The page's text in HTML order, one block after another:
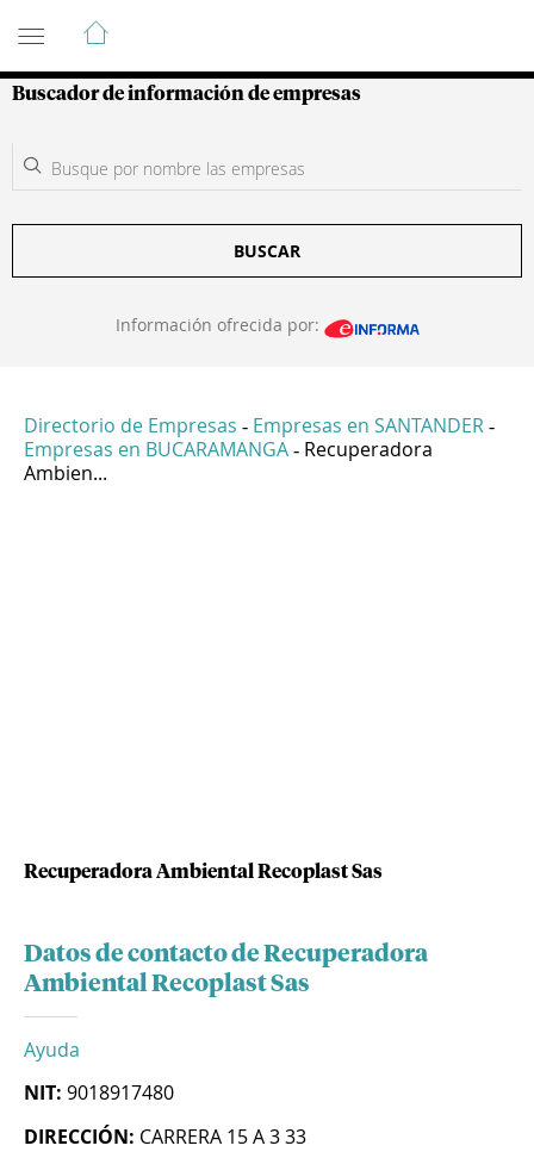
Guía de Empresas Colombianas
Buscador de información de empresas
BUSCAR
Información ofrecida por:
Directorio de Empresas - Empresas en SANTANDER -
Empresas en BUCARAMANGA - Recuperadora
Ambien...
Recuperadora Ambiental Recoplast Sas
Datos de contacto de Recuperadora
Ambiental Recoplast Sas
Ayuda
NIT: 9018917480
DIRECCIÓN: CARRERA 15 A 3 33